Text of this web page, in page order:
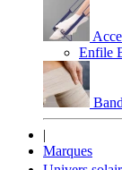
Enfile
|
Marques